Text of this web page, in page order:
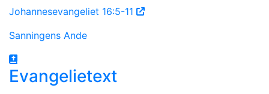
Johannesevangeliet 16:5-11
Sanningens Ande
Evangelietext